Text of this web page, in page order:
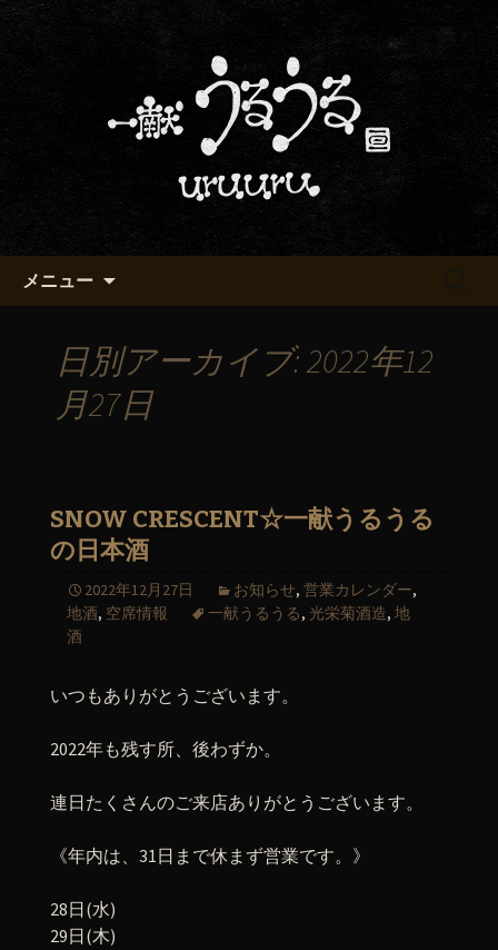
京都・五条でおいしい地酒が飲
める「一献うるうる」のブロ
京都・五条烏丸の町屋居酒屋「一献う
るうる」からのお知らせ
メニュー
日別アーカイブ: 2022年12
月27日
SNOW CRESCENT☆一献うるうる
の日本酒
2022年12月27日 お知らせ, 営業カレンダー,
地酒, 空席情報 一献うるうる, 光栄菊酒造, 地
酒
いつもありがとうございます。
2022年も残す所、後わずか。
連日たくさんのご来店ありがとうございます。
《年内は、31日まで休まず営業です。》
28日(水)
29日(木)